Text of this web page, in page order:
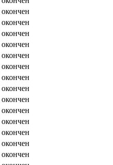
окончен
окончен
окончен
окончен
окончен
окончен
окончен
окончен
окончен
окончен
окончен
окончен
окончен
окончен